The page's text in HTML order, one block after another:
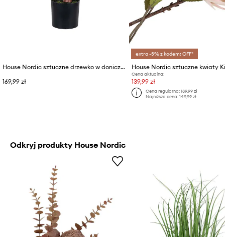
House Nordic sztuczne drzewko w doniczce Fig tree
169,99 zł
extra -5% z kodem: OFF*
Cena aktualna:
139,99 zł
Cena regularna:189,99 zł
Najniższa cena:149,99 zł
Odkryj produkty House Nordic